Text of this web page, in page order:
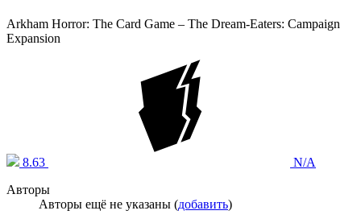
Arkham Horror: The Card Game – The Dream-Eaters: Campaign
Expansion
8.63
N/A
Авторы
Авторы ещё не указаны (добавить)